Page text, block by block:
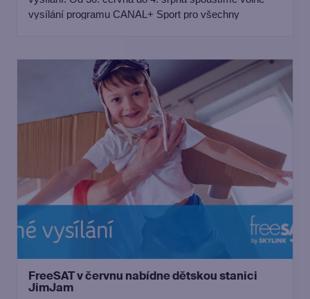
vysílání programu CANAL+ Sport pro všechny
FreeSAT v červnu nabídne dětskou stanici
JimJam